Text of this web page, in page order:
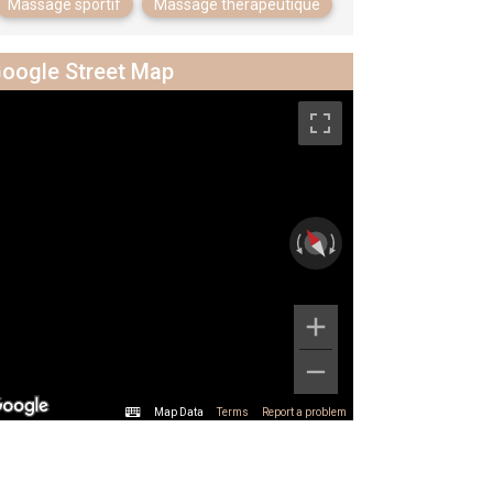
Massage sportif Massage thérapeutique
Street Map
Map Data Terms Report a problem